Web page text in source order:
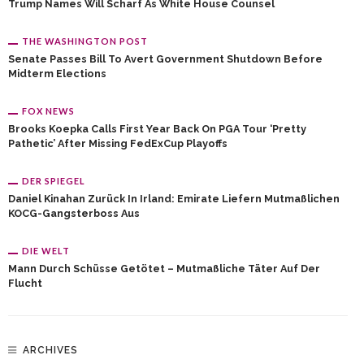
Trump Names Will Scharf As White House Counsel
THE WASHINGTON POST
Senate Passes Bill To Avert Government Shutdown Before
Midterm Elections
FOX NEWS
Brooks Koepka Calls First Year Back On PGA Tour ‘pretty
Pathetic’ After Missing FedExCup Playoffs
DER SPIEGEL
Daniel Kinahan Zurück In Irland: Emirate Liefern Mutmaßlichen
KOCG-Gangsterboss Aus
DIE WELT
Mann Durch Schüsse Getötet – Mutmaßliche Täter Auf Der
Flucht
ARCHIVES